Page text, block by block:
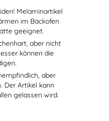
Melaminartikel
im Backofen
geeignet.
aber nicht
können die
aber
Der Artikel kann
gelassen wird.